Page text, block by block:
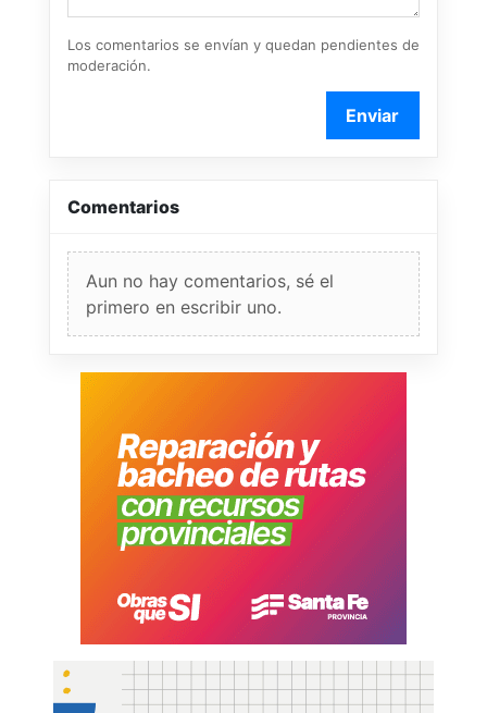
Los comentarios se envían y quedan pendientes de
moderación.
Enviar
Comentarios
Aun no hay comentarios, sé el
primero en escribir uno.